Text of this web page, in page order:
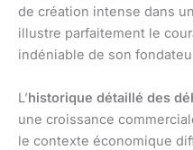
de création intense dans
illustre parfaitement le
indéniable de son
L’historique détaillé des
une croissance
le contexte économique